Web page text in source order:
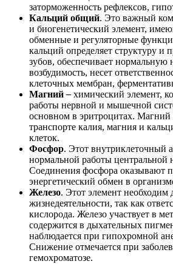
заторможенность рефлексов,
Кальций общий. Это важный
и биогенетический элемент,
обменные и регуляторные
кальций определяет структуру и
зубов, обеспечивает
возбудимость, несет
клеточных мембран,
Магний – химический элемент,
работы нервной и мышечной
основном в эритроцитах. Магний
транспорте калия, магния и
клеток.
Фосфор. Этот внутриклеточный
нормальной работы центральной
Соединения фосфора оказывают
энергетический обмен в
Железо. Этот элемент необходим
жизнедеятельности, так как
кислорода. Железо участвует в
содержится в дыхательных
наблюдается при гипохромной
Снижение отмечается при
гемохроматозе.